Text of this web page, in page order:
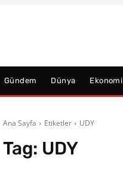
Gündem Dünya Ekonomi
Ana Sayfa Etiketler UDY
Tag: UDY